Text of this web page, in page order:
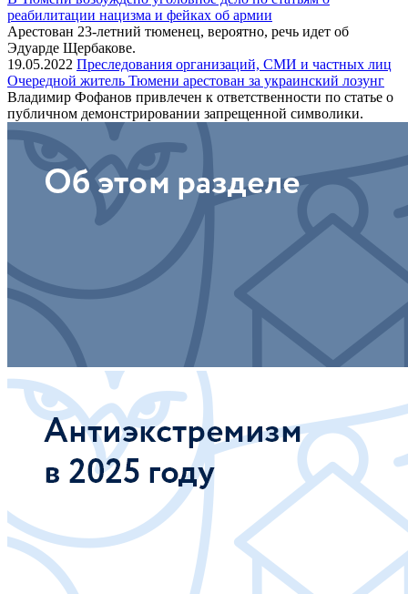
реабилитации нацизма и фейках об армии
Арестован 23-летний тюменец, вероятно, речь идет об
Эдуарде Щербакове.
19.05.2022 Преследования организаций, СМИ и частных лиц
Очередной житель Тюмени арестован за украинский лозунг
Владимир Фофанов привлечен к ответственности по статье о
публичном демонстрировании запрещенной символики.